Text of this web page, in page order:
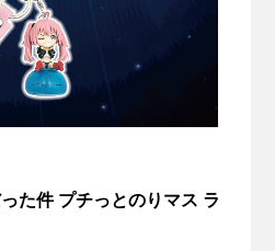
た件 プチっとのりマス ラ